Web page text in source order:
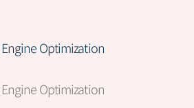
Optimization
Optimization